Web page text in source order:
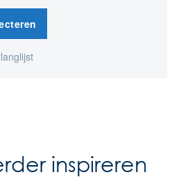
inspireren